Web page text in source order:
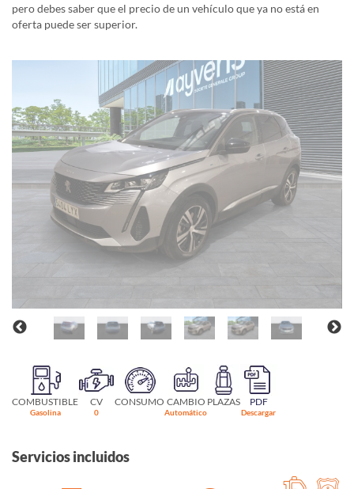
pero debes saber que el precio de un vehículo que ya no está en
oferta puede ser superior.
COMBUSTIBLE
Gasolina
CV
0
CONSUMO CAMBIO
Automático
PLAZAS PDF
Descargar
Servicios incluidos